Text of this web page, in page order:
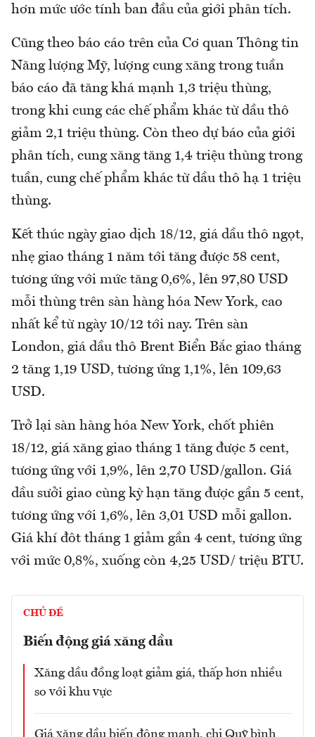
hơn mức ước tính ban đầu của giới phân tích.
Cũng theo báo cáo trên của Cơ quan Thông tin
Năng lượng Mỹ, lượng cung xăng trong tuần
báo cáo đã tăng khá mạnh 1,3 triệu thùng,
trong khi cung các chế phẩm khác từ dầu thô
giảm 2,1 triệu thùng. Còn theo dự báo của giới
phân tích, cung xăng tăng 1,4 triệu thùng trong
tuần, cung chế phẩm khác từ dầu thô hạ 1 triệu
thùng.
Kết thúc ngày giao dịch 18/12, giá dầu thô ngọt,
nhẹ giao tháng 1 năm tới tăng được 58 cent,
tương ứng với mức tăng 0,6%, lên 97,80 USD
mỗi thùng trên sàn hàng hóa New York, cao
nhất kể từ ngày 10/12 tới nay. Trên sàn
London, giá dầu thô Brent Biển Bắc giao tháng
2 tăng 1,19 USD, tương ứng 1,1%, lên 109,63
USD.
Trở lại sàn hàng hóa New York, chốt phiên
18/12, giá xăng giao tháng 1 tăng được 5 cent,
tương ứng với 1,9%, lên 2,70 USD/gallon. Giá
dầu sưởi giao cùng kỳ hạn tăng được gần 5 cent,
tương ứng với 1,6%, lên 3,01 USD mỗi gallon.
Giá khí đôt tháng 1 giảm gần 4 cent, tương ứng
với mức 0,8%, xuống còn 4,25 USD/ triệu BTU.
CHỦ ĐỀ
Biến động giá xăng dầu
Xăng dầu đồng loạt giảm giá, thấp hơn nhiều
so với khu vực
Giá xăng dầu biến động mạnh, chi Quỹ bình